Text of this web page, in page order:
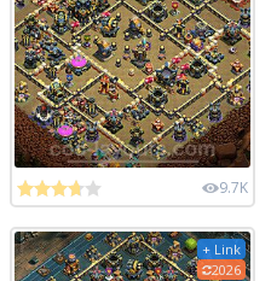
9.7K
+ Link
2026